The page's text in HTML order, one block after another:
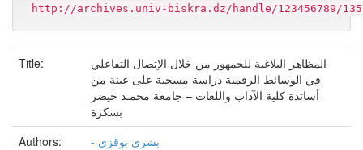
http://archives.univ-biskra.dz/handle/123456789/
Title:
المظاهر البلاغية للجمهور من خلال الاِتصال التفاعلي
في الوسائط الرقمية دراسة مسحية على عينة من
أساتذة كلية الآداب واللغات – جامعة محمـد خيضر
بسكرة
Authors:
- بشرى بوقزي